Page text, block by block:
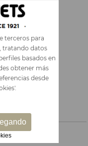
terceros para
tratando datos
basados en
obtener más
desde
PAPELERIA